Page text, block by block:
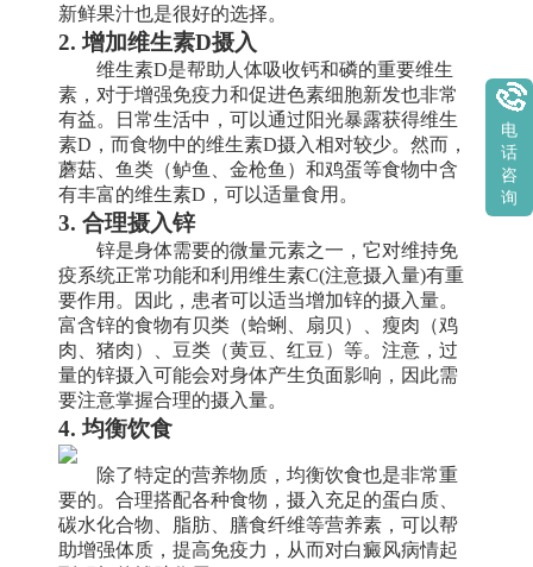
新鲜果汁也是很好的选择。
2. 增加维生素D摄入
维生素D是帮助人体吸收钙和磷的重要维生
素，对于增强免疫力和促进色素细胞新发也非常
有益。日常生活中，可以通过阳光暴露获得维生
素D，而食物中的维生素D摄入相对较少。然而，
蘑菇、鱼类（鲈鱼、金枪鱼）和鸡蛋等食物中含
有丰富的维生素D，可以适量食用。
3. 合理摄入锌
锌是身体需要的微量元素之一，它对维持免
疫系统正常功能和利用维生素C(注意摄入量)有重
要作用。因此，患者可以适当增加锌的摄入量。
富含锌的食物有贝类（蛤蜊、扇贝）、瘦肉（鸡
肉、猪肉）、豆类（黄豆、红豆）等。注意，过
量的锌摄入可能会对身体产生负面影响，因此需
要注意掌握合理的摄入量。
4. 均衡饮食
除了特定的营养物质，均衡饮食也是非常重
要的。合理搭配各种食物，摄入充足的蛋白质、
碳水化合物、脂肪、膳食纤维等营养素，可以帮
助增强体质，提高免疫力，从而对白癜风病情起
电
话
咨
询